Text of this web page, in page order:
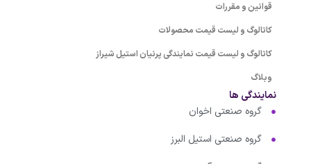
قوانین و مقررات
کاتالوگ و لیست قیمت محصولات
کاتالوگ و لیست قیمت نمایندگی پرنیان استیل شیراز
وبلاگ
نمایندگی ها
گروه صنعتی اخوان
گروه صنعتی استیل البرز